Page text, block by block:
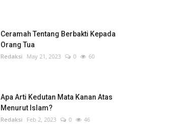
Ceramah Tentang Berbakti Kepada
Orang Tua
Redaksi May 21, 2023 0 60
Apa Arti Kedutan Mata Kanan Atas
Menurut Islam?
Redaksi Feb 2, 2023 0 46